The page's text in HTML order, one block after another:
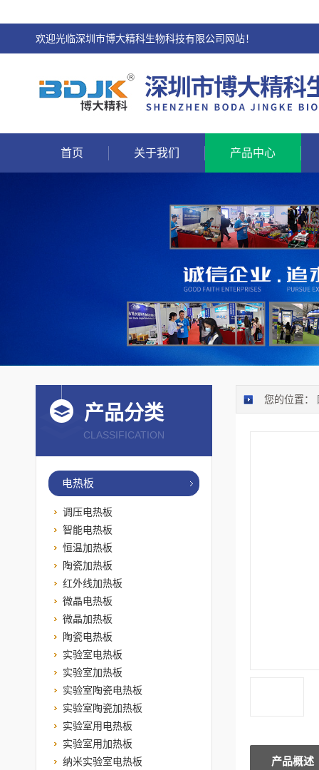
欢迎光临深圳市博大精科生物科技有限公司网站！
首页 关于我们 产品中心
您的位置：
产品概述
产品分类
CLASSIFICATION
电热板
调压电热板
智能电热板
恒温加热板
陶瓷加热板
红外线加热板
微晶电热板
微晶加热板
陶瓷电热板
实验室电热板
实验室加热板
实验室陶瓷电热板
实验室陶瓷加热板
实验室用电热板
实验室用加热板
纳米实验室电热板